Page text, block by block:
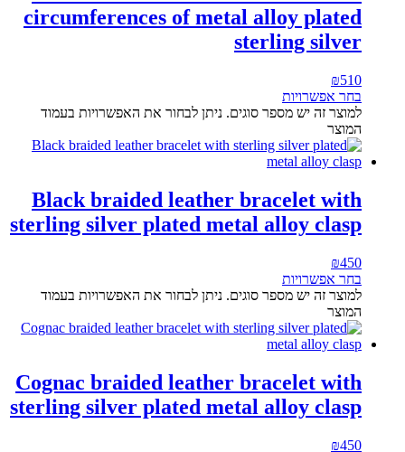
circumferences of metal alloy plated
sterling silver
₪510
בחר אפשרויות
למוצר זה יש מספר סוגים. ניתן לבחור את האפשרויות בעמוד
המוצר
Black braided leather bracelet with
sterling silver plated metal alloy clasp
₪450
בחר אפשרויות
למוצר זה יש מספר סוגים. ניתן לבחור את האפשרויות בעמוד
המוצר
Cognac braided leather bracelet with
sterling silver plated metal alloy clasp
₪450